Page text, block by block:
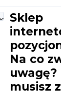
Sklep
Na co
uwagę?
musisz